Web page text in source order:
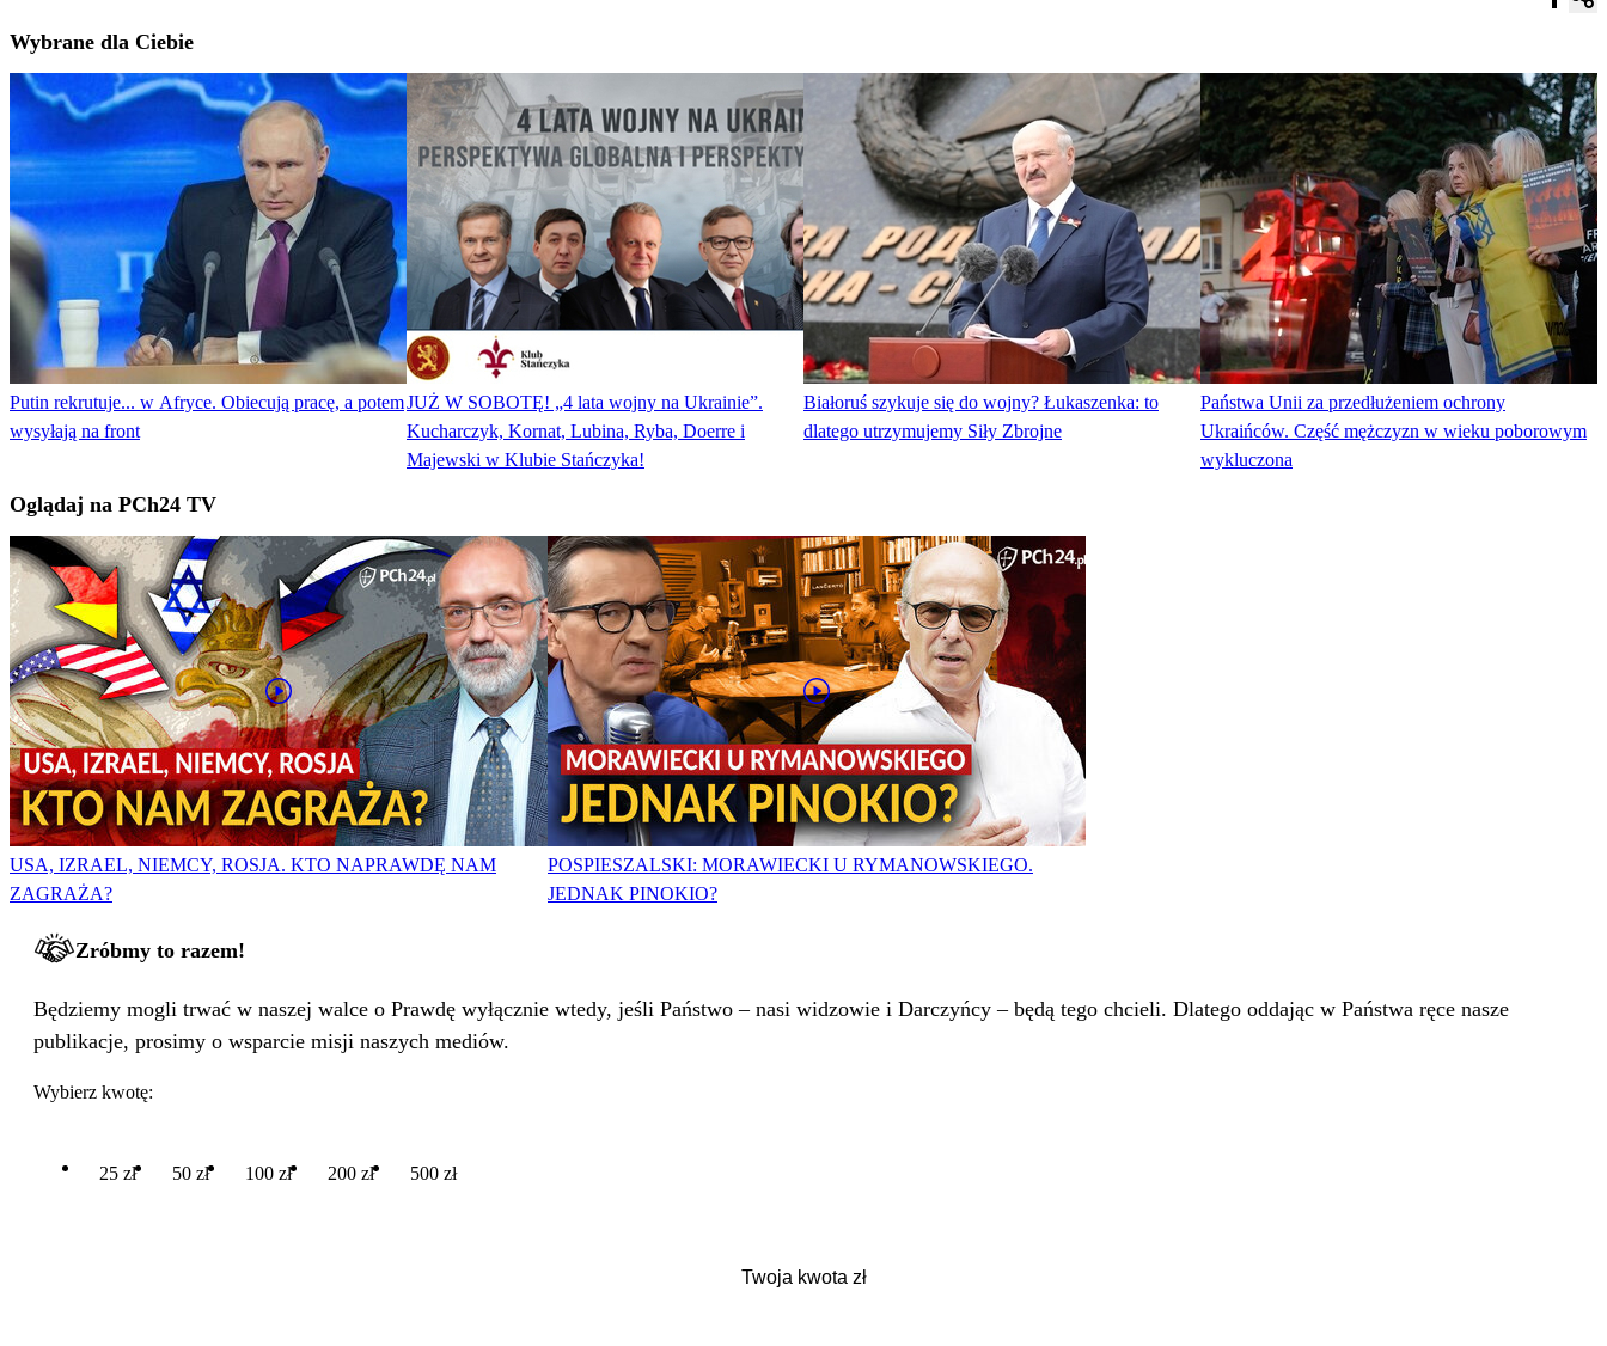
Wybrane dla Ciebie
Putin rekrutuje... w Afryce. Obiecują pracę, a potem
wysyłają na front
JUŻ W SOBOTĘ! „4 lata wojny na Ukrainie”.
Kucharczyk, Kornat, Lubina, Ryba, Doerre i
Majewski w Klubie Stańczyka!
Białoruś szykuje się do wojny? Łukaszenka: to
dlatego utrzymujemy Siły Zbrojne
Państwa Unii za przedłużeniem ochrony
Ukraińców. Część mężczyzn w wieku poborowym
wykluczona
Oglądaj na PCh24 TV
USA, IZRAEL, NIEMCY, ROSJA. KTO NAPRAWDĘ NAM
ZAGRAŻA?
POSPIESZALSKI: MORAWIECKI U RYMANOWSKIEGO.
JEDNAK PINOKIO?
Zróbmy to razem!
Będziemy mogli trwać w naszej walce o Prawdę wyłącznie wtedy, jeśli Państwo – nasi widzowie i Darczyńcy – będą tego chcieli. Dlatego oddając w Państwa ręce nasze
publikacje, prosimy o wsparcie misji naszych mediów.
Wybierz kwotę:
25 zł 50 zł 100 zł 200 zł 500 zł